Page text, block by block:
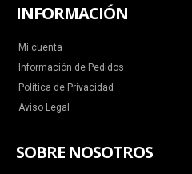
INFORMACIÓN
Mi cuenta
Información de Pedidos
Política de Privacidad
Aviso Legal
SOBRE NOSOTROS